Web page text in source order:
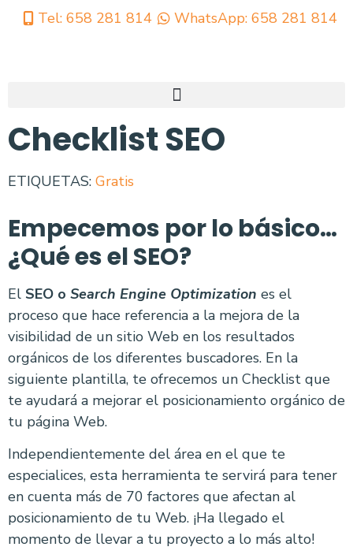
Tel: 658 281 814 WhatsApp: 658 281 814
Checklist SEO
ETIQUETAS: Gratis
Empecemos por lo básico…
¿Qué es el SEO?
El SEO o Search Engine Optimization es el
proceso que hace referencia a la mejora de la
visibilidad de un sitio Web en los resultados
orgánicos de los diferentes buscadores. En la
siguiente plantilla, te ofrecemos un Checklist que
te ayudará a mejorar el posicionamiento orgánico de
tu página Web.
Independientemente del área en el que te
especialices, esta herramienta te servirá para tener
en cuenta más de 70 factores que afectan al
posicionamiento de tu Web. ¡Ha llegado el
momento de llevar a tu proyecto a lo más alto!